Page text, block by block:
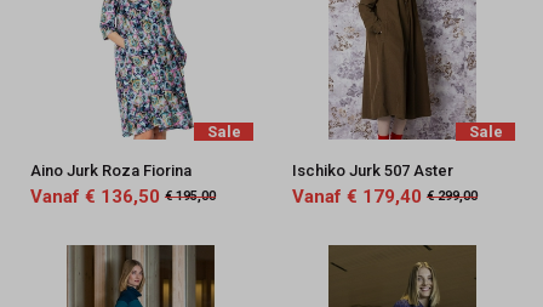
Sale
Aino Jurk Roza Fiorina
Vanaf € 136,50 € 195,00
Sale
Ischiko Jurk 507 Aster
Vanaf € 179,40 € 299,00